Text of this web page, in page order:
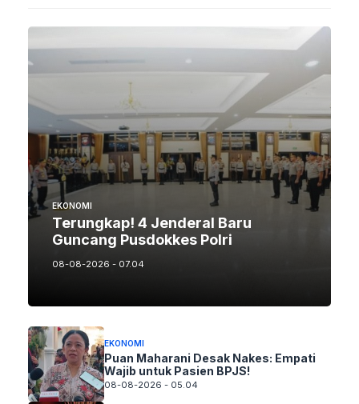
EKONOMI
Terungkap! 4 Jenderal Baru
Guncang Pusdokkes Polri
08-08-2026 - 07.04
EKONOMI
Puan Maharani Desak Nakes: Empati
Wajib untuk Pasien BPJS!
08-08-2026 - 05.04